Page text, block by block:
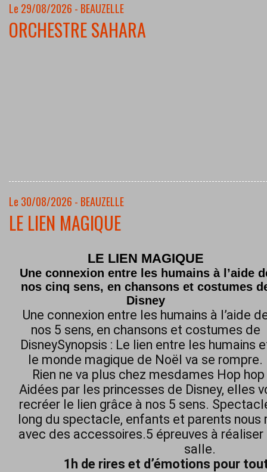
Le 29/08/2026 - BEAUZELLE
ORCHESTRE SAHARA
Le 30/08/2026 - BEAUZELLE
LE LIEN MAGIQUE
LE LIEN MAGIQUE
Une connexion entre les humains à l’aide
nos cinq sens, en chansons et costumes
Disney
Une connexion entre les humains à l’aide
nos 5 sens, en chansons et costumes de
DisneySynopsis : Le lien entre les humains
le monde magique de Noël va se rompre.
Rien ne va plus chez mesdames Hop
Aidées par les princesses de Disney, elles
recréer le lien grâce à nos 5 sens.
long du spectacle, enfants et parents nous
avec des accessoires.5 épreuves à
salle.
1h de rires et d’émotions pour